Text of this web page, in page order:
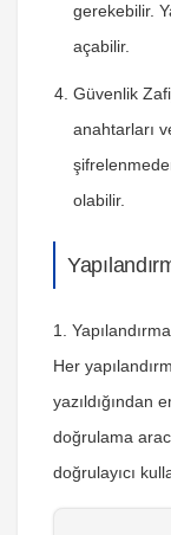
gerekebilir.
açabilir.
Güvenlik
anahtarları
olabilir.
1.
Her
yazıldığından
doğrulama
doğrulayıcı